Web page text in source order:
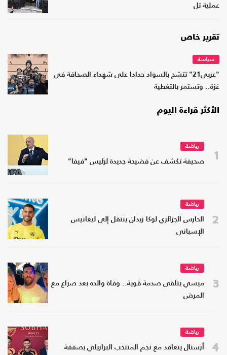
عملية تل
تقرير خاص
سياسة
"عربي21" تتشح بالسواد حدادا على شهداء الصحافة في
غزة.. وتستمر بالتغطية
الأكثر قراءة اليوم
1
رياضة
صحيفة تكشف عن فضيحة جديدة لرئيس "فيفا"
2
رياضة
الحارس الجزائري لوكا زيدان ينتقل إلى ليغانيس
الإسباني
3
رياضة
ميسي يتلقى صدمة قوية.. وفاة والده بعد صراع مع
المرض
4
رياضة
أرسنال يتعاقد مع نجم المنتخب البرازيلي بصفقة